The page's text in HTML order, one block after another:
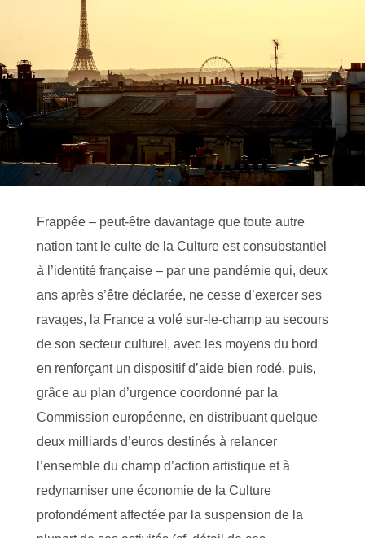
Frappée – peut-être davantage que toute autre
nation tant le culte de la Culture est consubstantiel
à l’identité française – par une pandémie qui, deux
ans après s’être déclarée, ne cesse d’exercer ses
ravages, la France a volé sur-le-champ au secours
de son secteur culturel, avec les moyens du bord
en renforçant un dispositif d’aide bien rodé, puis,
grâce au plan d’urgence coordonné par la
Commission européenne, en distribuant quelque
deux milliards d’euros destinés à relancer
l’ensemble du champ d’action artistique et à
redynamiser une économie de la Culture
profondément affectée par la suspension de la